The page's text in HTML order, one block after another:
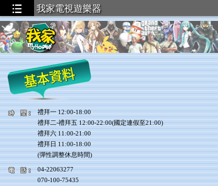
我家電視遊樂器
禮拜一 12:00-18:00
禮拜二-禮拜五 12:00-22:00(國定連假至21:00)
禮拜六 11:00-21:00
禮拜日 11:00-18:00
(彈性調整休息時間)
04-22063277
070-100-75435